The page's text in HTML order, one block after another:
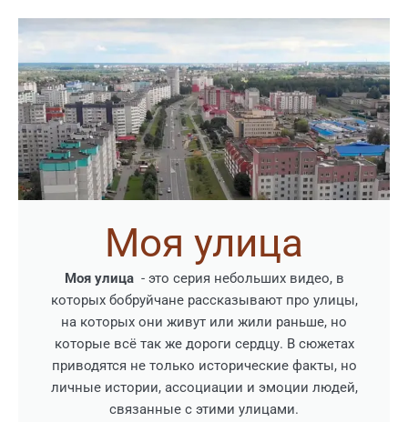
Моя улица
Моя улица- это серия небольших видео, в
которых бобруйчане рассказывают про улицы,
на которых они живут или жили раньше, но
которые всё так же дороги сердцу. В сюжетах
приводятся не только исторические факты, но
личные истории, ассоциации и эмоции людей,
связанные с этими улицами.